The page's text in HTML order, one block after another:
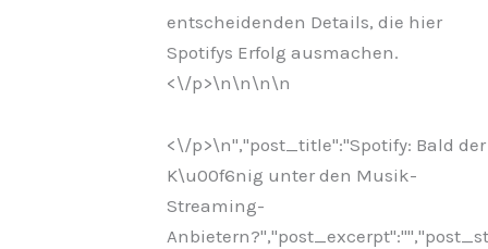
entscheidenden Details, die hier
Spotifys Erfolg ausmachen.
<\/p>\n\n\n\n
<\/p>\n","post_title":"Spotify: Bald der
K\u00f6nig unter den Musik-
Streaming-